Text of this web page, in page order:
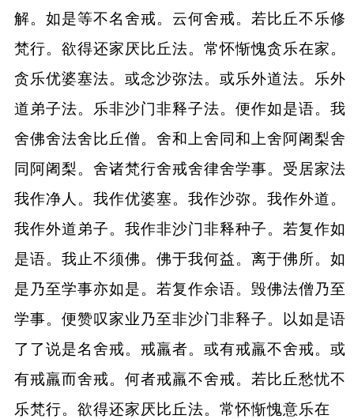
解。如是等不名舍戒。云何舍戒。若比丘不乐修
梵行。欲得还家厌比丘法。常怀惭愧贪乐在家。
贪乐优婆塞法。或念沙弥法。或乐外道法。乐外
道弟子法。乐非沙门非释子法。便作如是语。我
舍佛舍法舍比丘僧。舍和上舍同和上舍阿阇梨舍
同阿阇梨。舍诸梵行舍戒舍律舍学事。受居家法
我作净人。我作优婆塞。我作沙弥。我作外道。
我作外道弟子。我作非沙门非释种子。若复作如
是语。我止不须佛。佛于我何益。离于佛所。如
是乃至学事亦如是。若复作余语。毁佛法僧乃至
学事。便赞叹家业乃至非沙门非释子。以如是语
了了说是名舍戒。戒羸者。或有戒羸不舍戒。或
有戒羸而舍戒。何者戒羸不舍戒。若比丘愁忧不
乐梵行。欲得还家厌比丘法。常怀惭愧意乐在